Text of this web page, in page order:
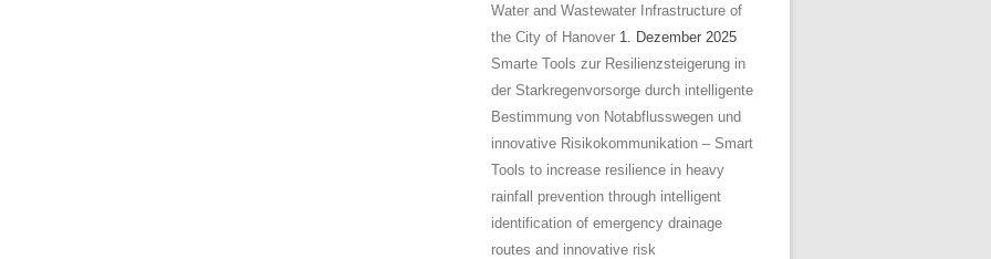
Water and Wastewater Infrastructure of
the City of Hanover 1. Dezember 2025
Smarte Tools zur Resilienzsteigerung in
der Starkregenvorsorge durch intelligente
Bestimmung von Notabflusswegen und
innovative Risikokommunikation – Smart
Tools to increase resilience in heavy
rainfall prevention through intelligent
identification of emergency drainage
routes and innovative risk